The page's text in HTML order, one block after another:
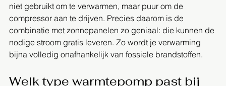
niet gebruikt om te verwarmen, maar puur om de
compressor aan te drijven. Precies daarom is de
combinatie met zonnepanelen zo geniaal: die kunnen de
nodige stroom gratis leveren. Zo wordt je verwarming
bijna volledig onafhankelijk van fossiele brandstoffen.
Welk type warmtepomp past bij